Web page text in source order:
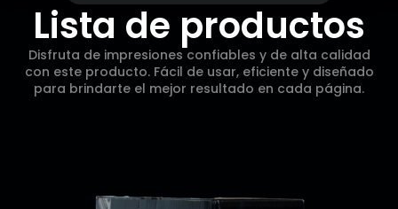
Lista de productos
Disfruta de impresiones confiables y de alta calidad
con este producto. Fácil de usar, eficiente y diseñado
para brindarte el mejor resultado en cada página.